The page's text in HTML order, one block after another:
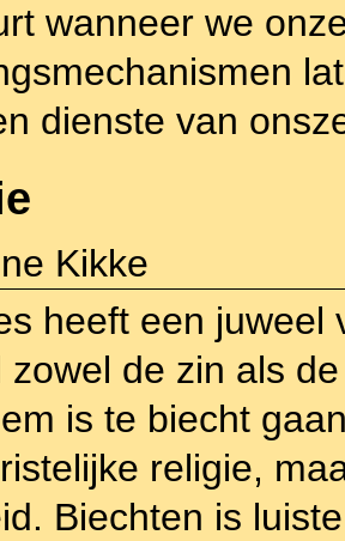
wanneer we
dienste van
Kikke
heeft een
zowel de zin als
is te biecht
religie,
Biechten is